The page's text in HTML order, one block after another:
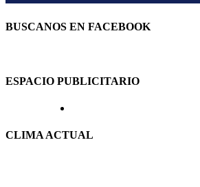
BUSCANOS EN FACEBOOK
ESPACIO PUBLICITARIO
CLIMA ACTUAL